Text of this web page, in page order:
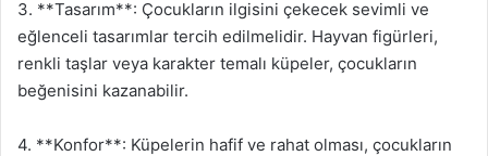
3. **Tasarım**: Çocukların ilgisini çekecek sevimli ve
eğlenceli tasarımlar tercih edilmelidir. Hayvan figürleri,
renkli taşlar veya karakter temalı küpeler, çocukların
beğenisini kazanabilir.
4. **Konfor**: Küpelerin hafif ve rahat olması, çocukların